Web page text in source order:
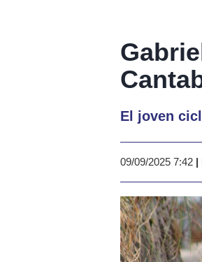
El joven
09/09/2025 7:42 |